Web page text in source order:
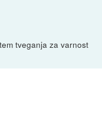
tveganja za varnost